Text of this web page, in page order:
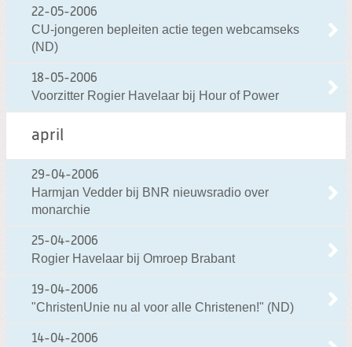
22-05-2006
CU-jongeren bepleiten actie tegen webcamseks
(ND)
18-05-2006
Voorzitter Rogier Havelaar bij Hour of Power
april
29-04-2006
Harmjan Vedder bij BNR nieuwsradio over
monarchie
25-04-2006
Rogier Havelaar bij Omroep Brabant
19-04-2006
"ChristenUnie nu al voor alle Christenen!" (ND)
14-04-2006